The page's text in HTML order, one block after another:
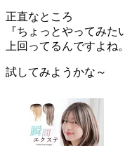
正直なところ
『ちょっとやってみた
上回ってるんですよね。
試してみようかな～